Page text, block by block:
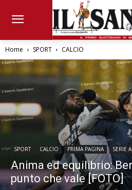
Home SPORT CALCIO
SPORT CALCIO PRIMA PAGINA SERIE A
Anima ed equilibrio:
punto che vale [FOTO]